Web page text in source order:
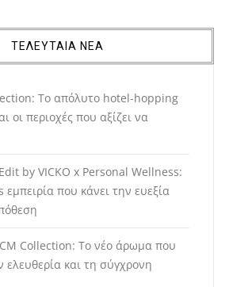
ΤΕΛΕΥΤΑΙΑ ΝΕΑ
Το απόλυτο hotel-hopping
οι περιοχές που αξίζει να
by VICKO x Personal Wellness:
που κάνει την ευεξία
Collection: Το νέο άρωμα που
ελευθερία και τη σύγχρονη